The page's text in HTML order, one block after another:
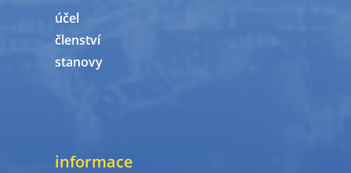
účel
členství
stanovy
informace